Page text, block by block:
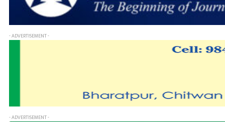
- ADVERTISEMENT -
- ADVERTISEMENT -